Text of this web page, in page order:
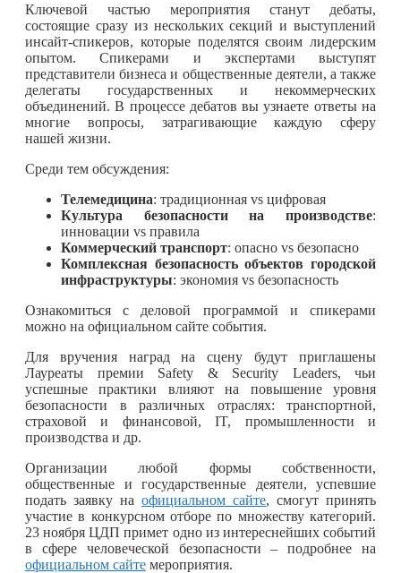
Ключевой частью мероприятия станут дебаты,
состоящие сразу из нескольких секций и выступлений
инсайт-спикеров, которые поделятся своим лидерским
опытом. Спикерами и экспертами выступят
представители бизнеса и общественные деятели, а также
делегаты государственных и некоммерческих
объединений. В процессе дебатов вы узнаете ответы на
многие вопросы, затрагивающие каждую сферу
нашей жизни.
Среди тем обсуждения:
Телемедицина: традиционная vs цифровая
Культура безопасности на производстве:
инновации vs правила
Коммерческий транспорт: опасно vs безопасно
Комплексная безопасность объектов городской
инфраструктуры: экономия vs безопасность
Ознакомиться с деловой программой и спикерами
можно на официальном сайте события.
Для вручения наград на сцену будут приглашены
Лауреаты премии Safety & Security Leaders, чьи
успешные практики влияют на повышение уровня
безопасности в различных отраслях: транспортной,
страховой и финансовой, IT, промышленности и
производства и др.
Организации любой формы собственности,
общественные и государственные деятели, успевшие
подать заявку на официальном сайте, смогут принять
участие в конкурсном отборе по множеству категорий.
23 ноября ЦДП примет одно из интереснейших событий
в сфере человеческой безопасности – подробнее на
официальном сайте мероприятия.